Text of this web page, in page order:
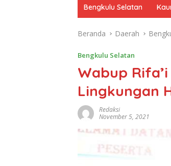
Bengkulu Selatan
Beranda Daerah
Bengkulu Selatan
Wabup
Lingkungan
Redaksi
November 5, 2021